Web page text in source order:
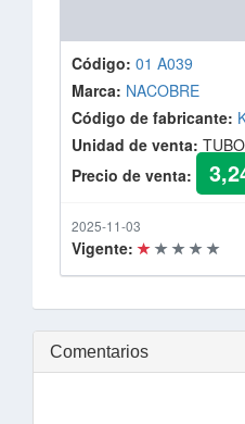
Código: 01 A039
Marca: NACOBRE
Código de fabricante:
Unidad de venta: TUBO
Precio de venta:
2025-11-03
Vigente:
Comentarios